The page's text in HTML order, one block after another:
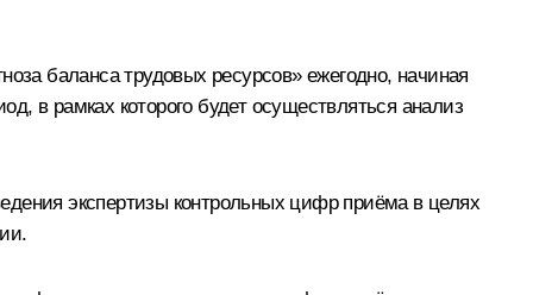
баланса трудовых ресурсов» ежегодно, начиная
в рамках которого будет осуществляться анализ
экспертизы контрольных цифр приёма в целях